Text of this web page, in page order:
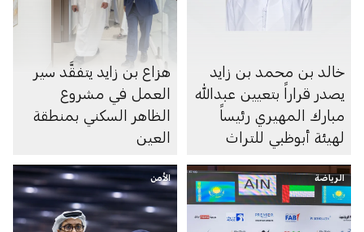
خالد بن محمد بن زايد
يصدر قراراً بتعيين عبدالله
مبارك المهيري رئيساً
لهيئة أبوظبي للتراث
هزاع بن زايد يتفقَّد سير
العمل في مشروع
الظاهر السكني بمنطقة
العين
الرياضة الأمن